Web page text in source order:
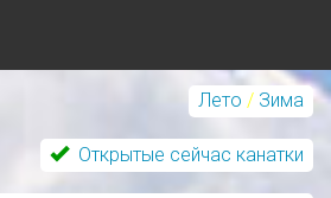
Лето / Зима
Открытые сейчас канатки